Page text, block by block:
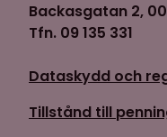
Backasgatan 2,
Tfn. 09 135 331
Dataskydd och
Tillstånd till